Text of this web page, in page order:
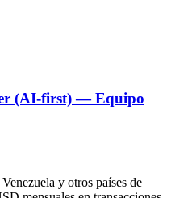
(AI-first) — Equipo
y otros países de